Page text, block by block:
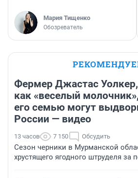
Мария Тищенко
Обозреватель
Фермер Джастас
как «веселый
его семью могут
России — видео
13 часов 7 150 Обсудить
Сезон черники в Мурманской
хрустящего ягодного штруделя за